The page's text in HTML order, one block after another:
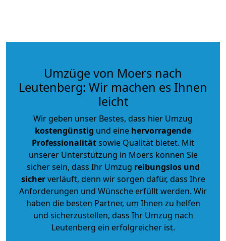
Umzüge von Moers nach
Leutenberg: Wir machen es Ihnen
leicht
Wir geben unser Bestes, dass hier Umzug
kostengünstig und eine hervorragende
Professionalitätsowie Qualität bietet. Mit
unserer Unterstützung in Moers können Sie
sicher sein, dass Ihr Umzug reibungslos und
sicherverläuft, denn wir sorgen dafür, dass Ihre
Anforderungen und Wünsche erfüllt werden. Wir
haben die besten Partner, um Ihnen zu helfen
und sicherzustellen, dass Ihr Umzug nach
Leutenberg ein erfolgreicher ist.